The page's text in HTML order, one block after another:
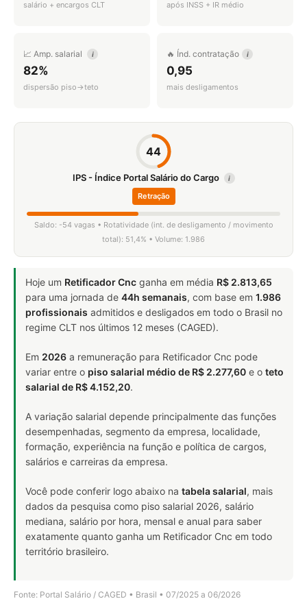
salário + encargos CLT após INSS + IR médio
📈 Amp. salarial i
82%
dispersão piso→teto
🔥 Índ. contratação i
0,95
mais desligamentos
44
IPS - Índice Portal Salário do Cargo i
Retração
Saldo: -54 vagas • Rotatividade (int. de desligamento / movimento
total): 51,4% • Volume: 1.986
Hoje um Retificador Cnc ganha em média R$ 2.813,65
para uma jornada de 44h semanais, com base em 1.986
profissionais admitidos e desligados em todo o Brasil no
regime CLT nos últimos 12 meses (CAGED).
Em 2026 a remuneração para Retificador Cnc pode
variar entre o piso salarial médio de R$ 2.277,60 e o teto
salarial de R$ 4.152,20.
A variação salarial depende principalmente das funções
desempenhadas, segmento da empresa, localidade,
formação, experiência na função e política de cargos,
salários e carreiras da empresa.
Você pode conferir logo abaixo na tabela salarial, mais
dados da pesquisa como piso salarial 2026, salário
mediana, salário por hora, mensal e anual para saber
exatamente quanto ganha um Retificador Cnc em todo
território brasileiro.
Fonte: Portal Salário / CAGED • Brasil • 07/2025 a 06/2026